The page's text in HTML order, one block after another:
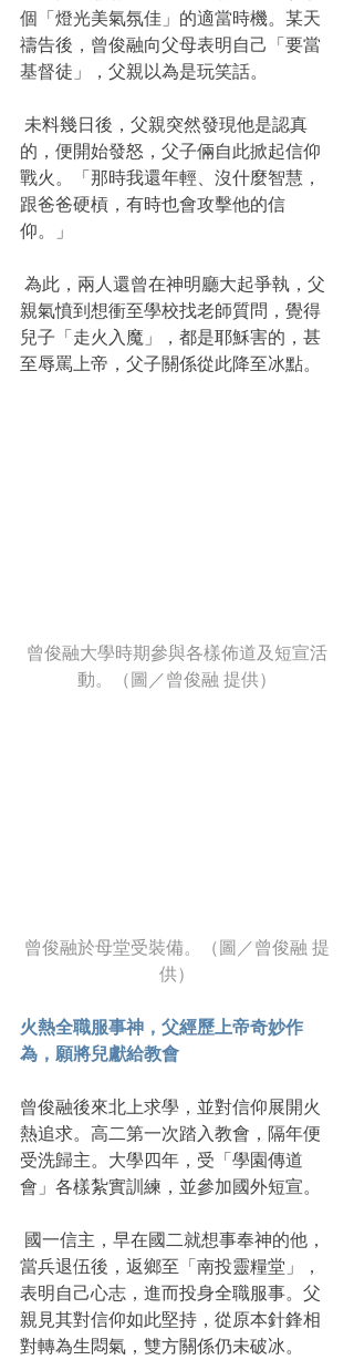
個「燈光美氣氛佳」的適當時機。某天
禱告後，曾俊融向父母表明自己「要當
基督徒」，父親以為是玩笑話。
的，便開始發怒，父子倆自此掀起信仰
戰火。「那時我還年輕、沒什麼智慧，
跟爸爸硬槓，有時也會攻擊他的信
仰。」
親氣憤到想衝至學校找老師質問，覺得
兒子「走火入魔」，都是耶穌害的，甚
至辱罵上帝，父子關係從此降至冰點。
曾俊融大學時期參與各樣佈道及短宣活
動。（圖／曾俊融 提供）
曾俊融於母堂受裝備。（圖／曾俊融 提
供）
火熱全職服事神，父經歷上帝奇妙作
為，願將兒獻給教會
曾俊融後來北上求學，並對信仰展開火
熱追求。高二第一次踏入教會，隔年便
受洗歸主。大學四年，受「學園傳道
會」各樣紮實訓練，並參加國外短宣。
當兵退伍後，返鄉至「南投靈糧堂」，
表明自己心志，進而投身全職服事。父
親見其對信仰如此堅持，從原本針鋒相
對轉為生悶氣，雙方關係仍未破冰。